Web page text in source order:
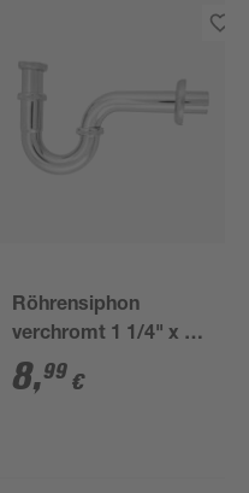
Röhrensiphon
verchromt 1 1/4" x 32
mm
8,99 €